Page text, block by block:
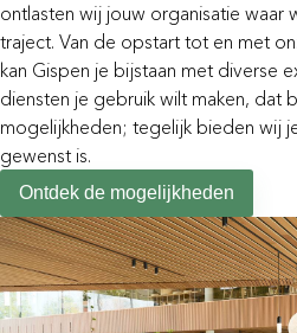
ontlasten wij jouw organisatie waar
traject. Van de opstart tot en met
kan Gispen je bijstaan met diverse
diensten je gebruik wilt maken, dat
mogelijkheden; tegelijk bieden wij
gewenst is.
Ontdek de mogelijkheden